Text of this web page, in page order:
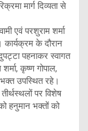
मार्ग दिव्यता से
एवं परशुराम शर्मा
के दौरान
पहनाकर स्वागत
कृष्ण गोपाल,
उपस्थित रहे।
पर विशेष
हनुमान भक्तों को